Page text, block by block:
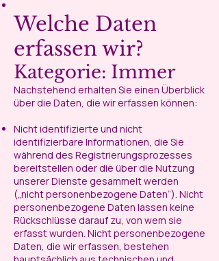
Welche Daten
erfassen wir?
Kategorie: Immer
Nachstehend erhalten Sie einen Überblick
über die Daten, die wir erfassen können:
Nicht identifizierte und nicht
identifizierbare Informationen, die Sie
während des Registrierungsprozesses
bereitstellen oder die über die Nutzung
unserer Dienste gesammelt werden
(„nicht personenbezogene Daten“). Nicht
personenbezogene Daten lassen keine
Rückschlüsse darauf zu, von wem sie
erfasst wurden. Nicht personenbezogene
Daten, die wir erfassen, bestehen